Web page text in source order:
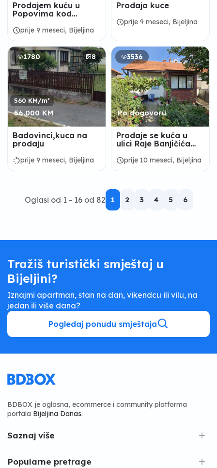
Prodajem kuću u
Popovima kod
scheduleprije 9 meseci, Bijeljina
Prodaja kuce
scheduleprije 9 meseci, Bijeljina
1780 8
560 KM/m²
56.000 KM
Badovinci,kuca na
prodaju
rotate_leftprije 9 meseci, Bijeljina
3536
Po dogovoru
Prodaje se kuća u
ulici Raje Banjičića
scheduleprije 10 meseci, Bijeljina
Oglasi od 1 - 16 od 82 1 2 3 4 5 6
Tražiš turistički smještaj u
Bijeljini?
Iznajmi apartman, stan na dan, vikendcu ili vilu, na
jedan ili više dana?
Pogledaj ponudu smještaja
BDBOX je oglasna, ecommerce i community platforma
portala Bijeljina Danas.
Saznaj više
Popularne pretrage